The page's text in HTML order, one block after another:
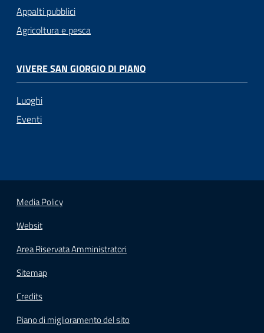
Appalti pubblici
Agricoltura e pesca
VIVERE SAN GIORGIO DI PIANO
Luoghi
Eventi
Media Policy
Websit
Area Riservata Amministratori
Sitemap
Credits
Piano di miglioramento del sito